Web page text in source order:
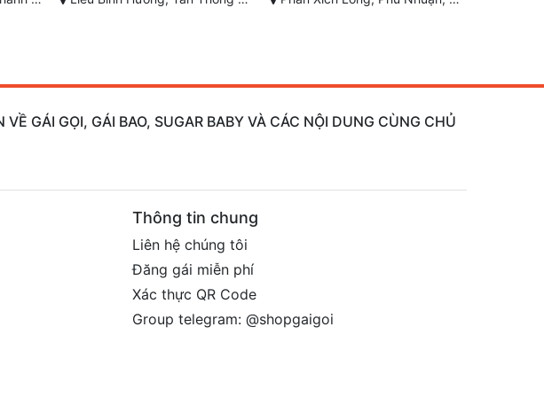
VỀ GÁI GỌI, GÁI BAO, SUGAR BABY VÀ CÁC NỘI DUNG CÙNG CHỦ
Thông tin chung
Liên hệ chúng tôi
Đăng gái miễn phí
Xác thực QR Code
Group telegram: @shopgaigoi